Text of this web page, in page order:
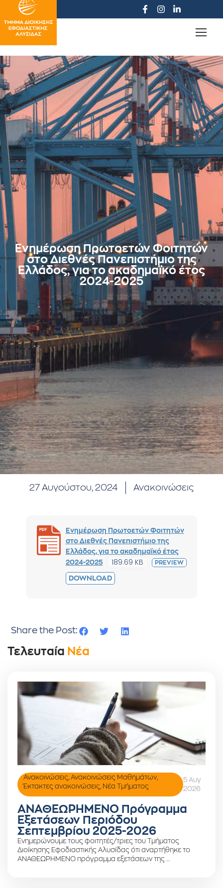
Ενημέρωση Πρωτοετών Φοιτητών
στο Διεθνές Πανεπιστήμιο της
Ελλάδος, για το ακαδημαϊκό έτος
2024-2025
27 Αυγούστου, 2024 Ανακοινώσεις
Ενημέρωση Πρωτοετών Φοιτητών
στο Διεθνές Πανεπιστήμιο της
Ελλάδος, για το ακαδημαϊκό έτος
2024-2025
189.69 KB PREVIEW
DOWNLOAD
Share the Post:
Τελευταία Νέα
Ανακοινώσεις Ανακοινώσεις Μαθημάτων,
Έκτακτες ανακοινώσεις
Νέα Τμήματος
5 Αυγ
2026
ΑΝΑΘΕΩΡΗΜΕΝΟ Πρόγραμμα
Εξετάσεων Περιόδου
Σεπτεμβρίου 2025-2026
Ενημερώνουμε τους φοιτητές/τριες του Τμήματος
Διοίκησης Εφοδιαστικής Αλυσίδας ότι αναρτήθηκε το
ΑΝΑΘΕΩΡΗΜΕΝΟ πρόγραμμα εξετάσεων της …